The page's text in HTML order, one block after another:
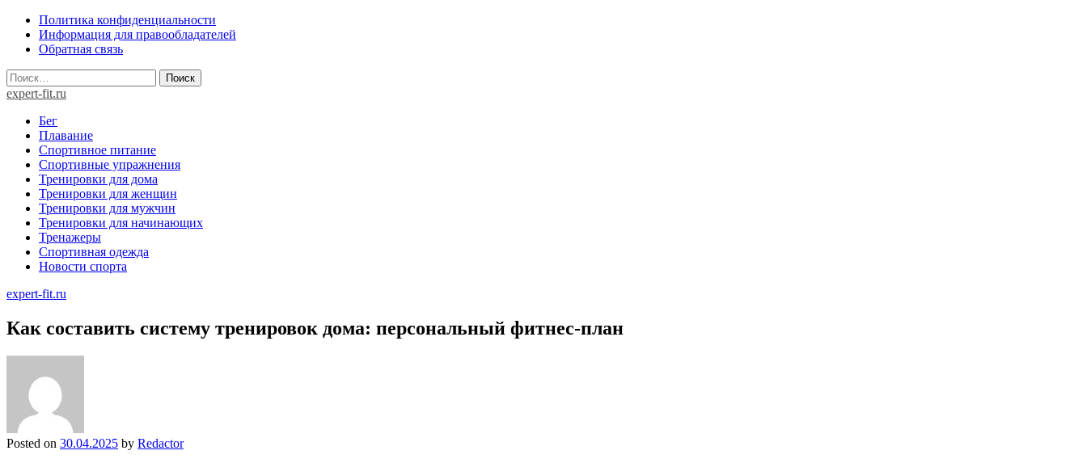
Skip
content
Политика конфиденциальности
Информация для правообладателей
Обратная связь
Найти:
expert-fit.ru
Бег
Плавание
Спортивное питание
Спортивные упражнения
Тренировки для дома
Тренировки для женщин
Тренировки для мужчин
Тренировки для начинающих
Тренажеры
Спортивная одежда
Новости спорта
expert-fit.ru
Как составить систему тренировок дома: персональный фитнес-план
Posted on 30.04.2025 by Redactor